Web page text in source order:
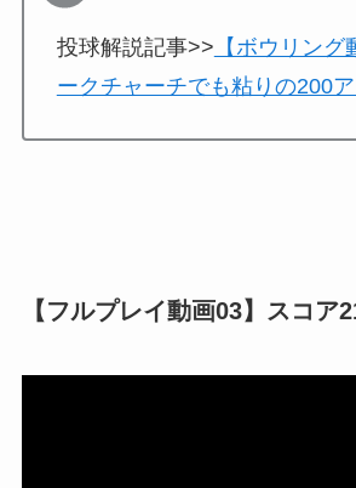
投球解説記事>> 【ボウリング
ークチャーチでも粘りの200
【フルプレイ動画03】スコア